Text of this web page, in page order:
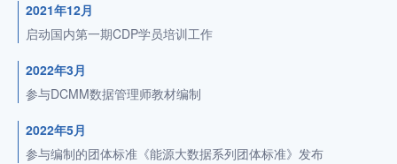
2021年12月
启动国内第一期CDP学员培训工作
2022年3月
参与DCMM数据管理师教材编制
2022年5月
参与编制的团体标准《能源大数据系列团体标准》发布